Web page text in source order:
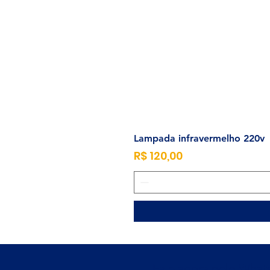
Lampada infravermelho 220v
Preço
R$ 120,00